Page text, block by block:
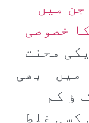
جن میں
خصوصی
محنت
میں ابھی
کم